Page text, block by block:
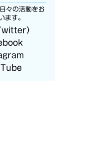
々の活動をお
ます。
）